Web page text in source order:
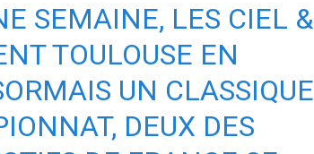
SEMAINE, LES CIEL &
TOULOUSE EN
UN CLASSIQUE
DEUX DES